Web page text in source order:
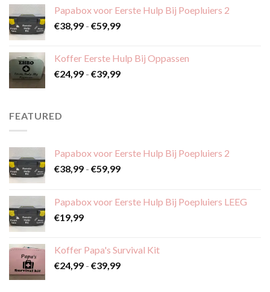
€39,99
Papabox voor Eerste Hulp Bij Poepluiers 2
€38,99 - €59,99Prijsklasse:
€59,99
Koffer Eerste Hulp Bij Oppassen
€24,99 - €39,99Prijsklasse:
FEATURED
Papabox voor Eerste Hulp Bij Poepluiers 2
€38,99 - €59,99Prijsklasse:
€59,99
Papabox voor Eerste Hulp Bij Poepluiers LEEG
€19,99
Koffer Papa's Survival Kit
€24,99 - €39,99Prijsklasse: